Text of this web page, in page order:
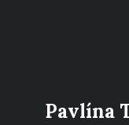
Pavlína